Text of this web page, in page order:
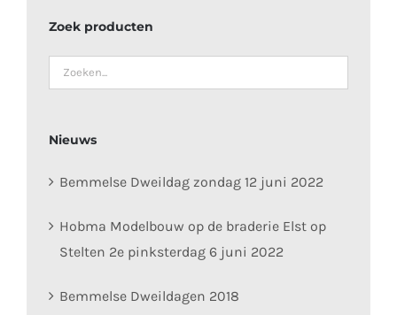
Zoek producten
Nieuws
Bemmelse Dweildag zondag 12 juni 2022
Hobma Modelbouw op de braderie Elst op
Stelten 2e pinksterdag 6 juni 2022
Bemmelse Dweildagen 2018